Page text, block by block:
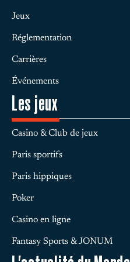
Jeux
Réglementation
Carrières
Événements
Les jeux
Casino & Club de jeux
Paris sportifs
Paris hippiques
Poker
Casino en ligne
Fantasy Sports & JONUM